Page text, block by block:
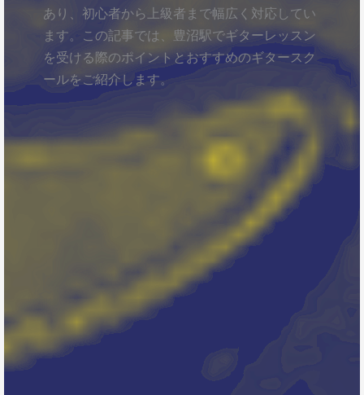
あり、初心者から上級者まで幅広く対応してい
ます。この記事では、豊沼駅でギターレッスン
を受ける際のポイントとおすすめのギタースク
ールをご紹介します。